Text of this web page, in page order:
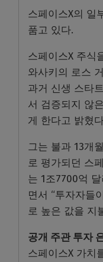
스페이스X의 일
품고 있다.
스페이스X 주식
와사키의 로스
과거 신생 스타
서 검증되지 않
게 한다고 밝혔
그는 불과 13개
로 평가되던 스
는 1조7700억
면서 “투자자들
로 높은 값을 지
공개 주관 투자
스페이스X 가치